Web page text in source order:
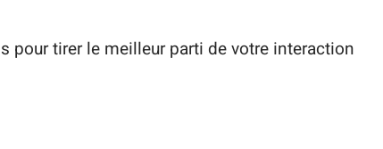
pour tirer le meilleur parti de votre interaction